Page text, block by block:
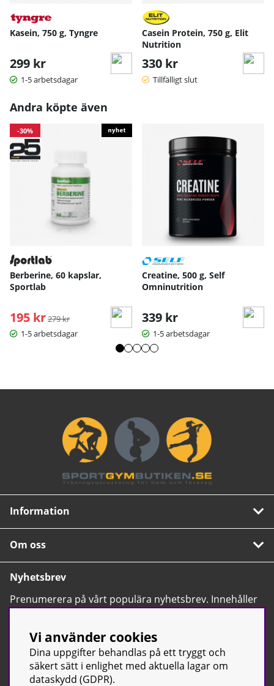
Kasein, 750 g, Tyngre
299 kr
1-5 arbetsdagar
Casein Protein, 750 g, Elit
Nutrition
330 kr
Tillfälligt slut
Andra köpte även
-30%
Berberine, 60 kapslar,
Sportlab
195 kr Ordinarie pris:
279 kr
1-5 arbetsdagar
Creatine, 500 g, Self
Omninutrition
339 kr
1-5 arbetsdagar
Information
Om oss
Nyhetsbrev
Prenumerera på vårt populära nyhetsbrev. Innehåller
tips, nyheter och våra allra bästa erbjudanden.
Vi använder cookies
Dina uppgifter behandlas på ett tryggt och
säkert sätt i enlighet med aktuella lagar om
dataskydd (GDPR).